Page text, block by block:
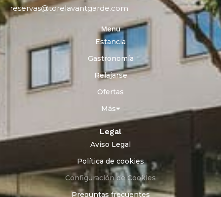
reservas@torelavantgarde.com
Menu
Estancia
Gastronomía
Relajarse
Ofertas
Más
Legal
Aviso Legal
Política de cookies
Configuración de Cookies
Preguntas frecuentes